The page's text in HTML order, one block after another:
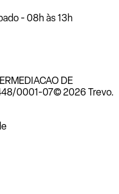
- 08h às 13h
DE
0001-07© 2026 Trevo.